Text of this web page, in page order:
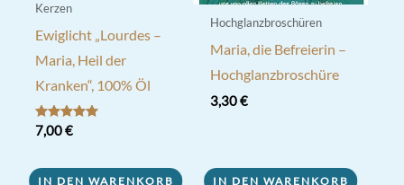
Kerzen
Ewiglicht „Lourdes –
Maria, Heil der
Kranken“, 100% Öl
Bewertet mit
5.00
7,00€
IN DEN WARENKORB
Hochglanzbroschüren
Maria, die Befreierin –
Hochglanzbroschüre
3,30€
IN DEN WARENKORB